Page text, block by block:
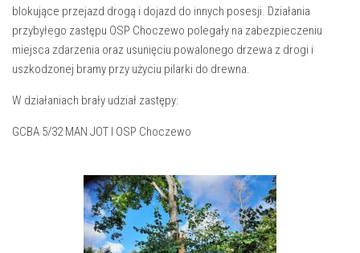
blokujące przejazd drogą i dojazd do innych posesji. Działania
przybyłego zastępu OSP Choczewo polegały na zabezpieczeniu
miejsca zdarzenia oraz usunięciu powalonego drzewa z drogi i
uszkodzonej bramy przy użyciu pilarki do drewna.
W działaniach brały udział zastępy:
GCBA 5/32 MAN JOT I OSP Choczewo